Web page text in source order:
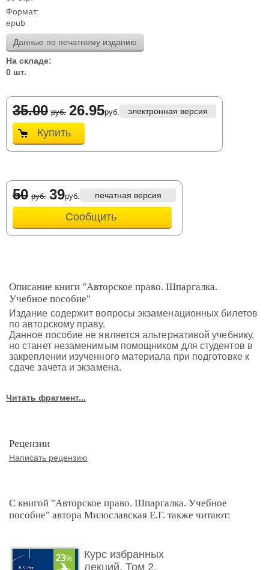
Формат:
epub
Данные по печатному изданию
На складе:
0 шт.
35.00 руб. 26.95руб. электронная версия
Купить
50 руб. 39руб. печатная версия
Сообщить
Описание книги "Авторское право. Шпаргалка.
Учебное пособие"
Издание содержит вопросы экзаменационных билетов
по авторскому праву.
Данное пособие не является альтернативой учебнику,
но станет незаменимым помощником для студентов в
закреплении изученного материала при подготовке к
сдаче зачета и экзамена.
Читать фрагмент...
Рецензии
Написать рецензию
С книгой "Авторское право. Шпаргалка. Учебное
пособие" автора Милославская Е.Г. также читают:
Курс избранных
лекций. Том 2.